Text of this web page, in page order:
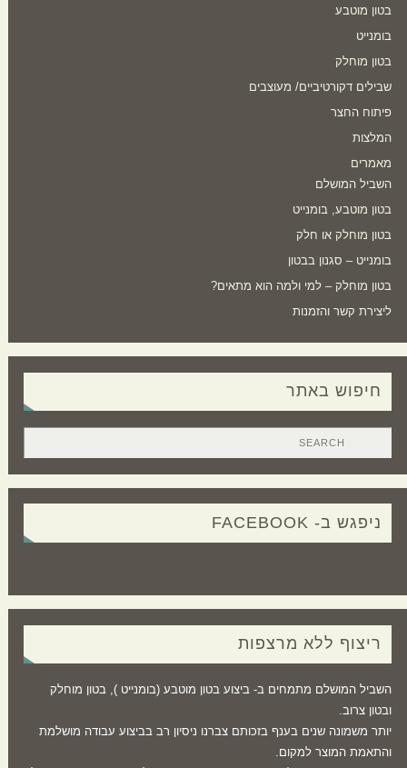
בטון מוטבע
בומנייט
בטון מוחלק
שבילים דקורטיביים/ מעוצבים
פיתוח החצר
המלצות
מאמרים
השביל המושלם
בטון מוטבע, בומנייט
בטון מוחלק או חלק
בומנייט – סגנון בבטון
בטון מוחלק – למי ולמה הוא מתאים?
ליצירת קשר והזמנות
חיפוש באתר
ניפגש ב- FACEBOOK
ריצוף ללא מרצפות
השביל המושלם מתמחים ב- ביצוע בטון מוטבע (בומנייט ), בטון מוחלק
ובטון צרוב.
יותר משמונה שנים בענף בזכותם צברנו ניסיון רב בביצוע עבודה מושלמת
והתאמת המוצר למקום.